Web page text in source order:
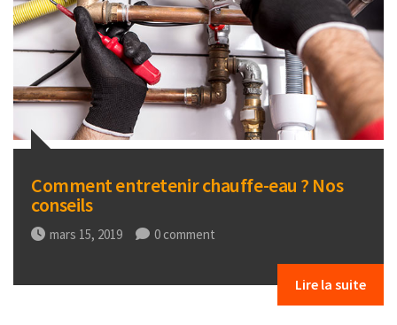
Comment entretenir chauffe-eau ? Nos
conseils
mars 15, 2019 0 comment
Lire la suite